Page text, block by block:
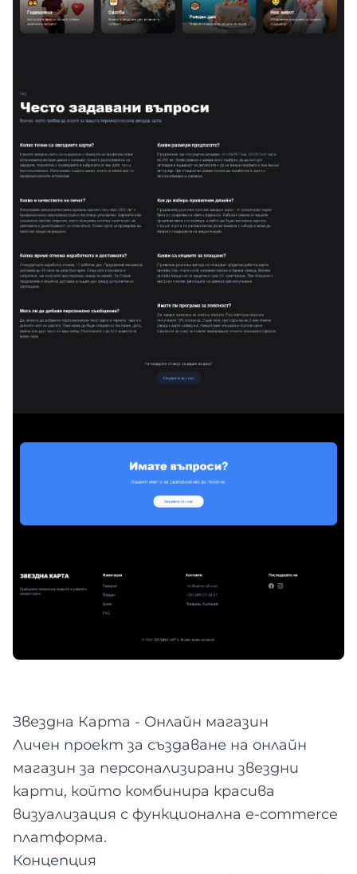
Звездна Карта - Онлайн магазин
Личен проект за създаване на онлайн
магазин за персонализирани звездни
карти, който комбинира красива
визуализация с функционална e-commerce
платформа.
Концепция